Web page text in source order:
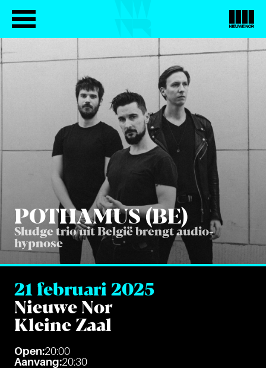
POT­HA­MUS (BE)
Sludge trio uit België brengt audio-
hypnose
21 februari 2025
Nieuwe Nor
Kleine Zaal
Open:20:00
Aanvang:20:30